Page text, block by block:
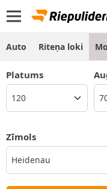
Auto Riteņa loki
Platums
Zīmols
Heidenau